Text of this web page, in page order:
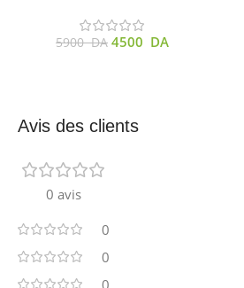
5900DA 4500 DA
Avis des clients
0 avis
0
0
0